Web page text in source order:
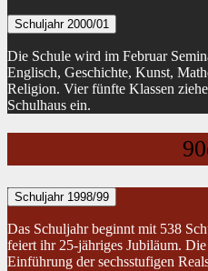
Schuljahr 2000/01
Die Schule wird im Februar
Englisch, Geschichte, Kunst,
Religion. Vier fünfte Klassen
Schulhaus ein.
Schuljahr 1998/99
Das Schuljahr beginnt mit 538
feiert ihr 25-jähriges Jubiläum.
Einführung der sechsstufigen